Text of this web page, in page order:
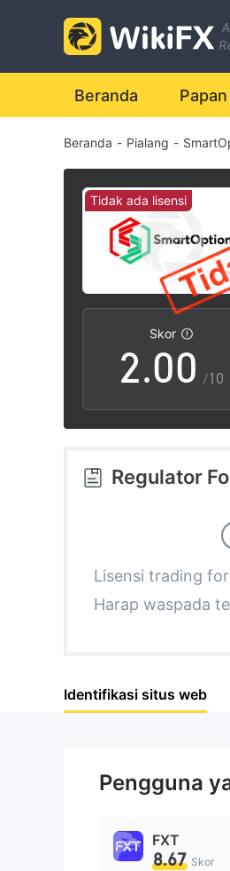
Beranda
Beranda - Pialang -
Tidak ada lisensi
Skor
0
1
2
3
4
6
7
8
9
.0
1
2
4
5
6
7
8
9
0
1
2
4
5
7
8
9
/10
Regulator
Lisensi trading
Harap waspada
Identifikasi situs web
Pengguna
FXT
8.67 Skor